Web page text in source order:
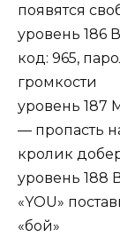
появятся
уровень 186
код: 965,
громкости
уровень 187
— пропасть
кролик
уровень 188
«YOU»
«бой»